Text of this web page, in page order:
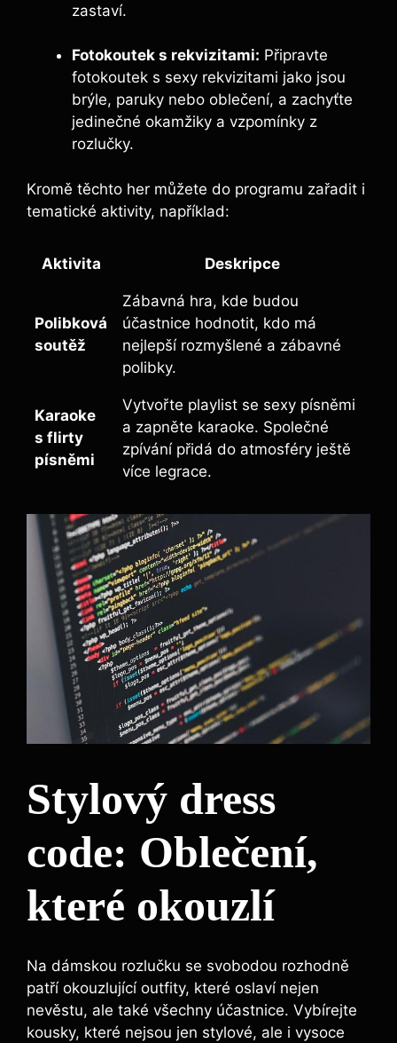
zastaví.
Fotokoutek s rekvizitami: Připravte
fotokoutek s sexy rekvizitami jako jsou
brýle, paruky nebo oblečení, a zachyťte
jedinečné okamžiky a vzpomínky z
rozlučky.
Kromě těchto her můžete do programu zařadit i
tematické aktivity, například:
Aktivita Deskripce
Polibková
soutěž
Zábavná hra, kde budou
účastnice hodnotit, kdo má
nejlepší rozmyšlené a zábavné
polibky.
Karaoke
s flirty
písněmi
Vytvořte playlist se sexy písněmi
a zapněte karaoke. Společné
zpívání přidá do atmosféry ještě
více legrace.
Stylový dress
code: Oblečení,
které okouzlí
Na dámskou rozlučku se svobodou rozhodně
patří okouzlující outfity, které oslaví nejen
nevěstu, ale také všechny účastnice. Vybírejte
kousky, které nejsou jen stylové, ale i vysoce